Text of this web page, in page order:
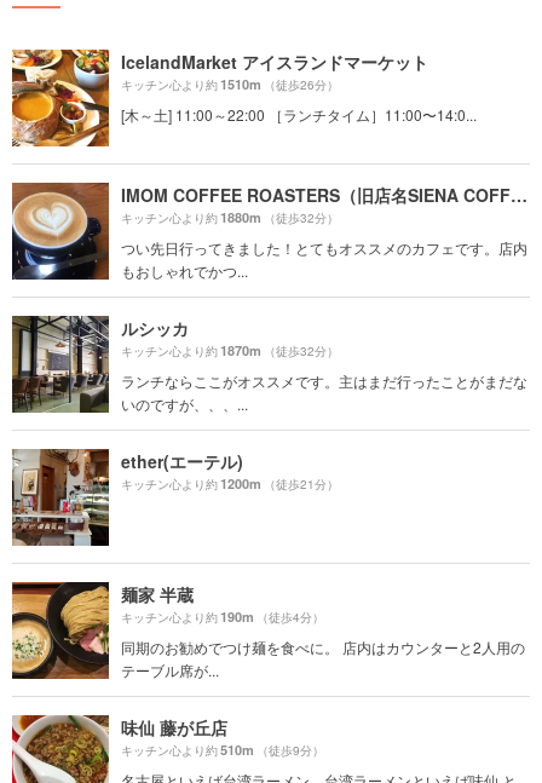
IcelandMarket アイスランドマーケット
キッチン心より約1510m （徒歩26分）
[木～土] 11:00～22:00 ［ランチタイム］11:00〜14:0...
IMOM COFFEE ROASTERS（旧店名SIENA COFFEE FACTORY）
キッチン心より約1880m （徒歩32分）
つい先日行ってきました！とてもオススメのカフェです。店内
もおしゃれでかつ...
ルシッカ
キッチン心より約1870m （徒歩32分）
ランチならここがオススメです。主はまだ行ったことがまだな
いのですが、、、...
ether(エーテル)
キッチン心より約1200m （徒歩21分）
麺家 半蔵
キッチン心より約190m （徒歩4分）
同期のお勧めでつけ麺を食べに。 店内はカウンターと2人用の
テーブル席が...
味仙 藤が丘店
キッチン心より約510m （徒歩9分）